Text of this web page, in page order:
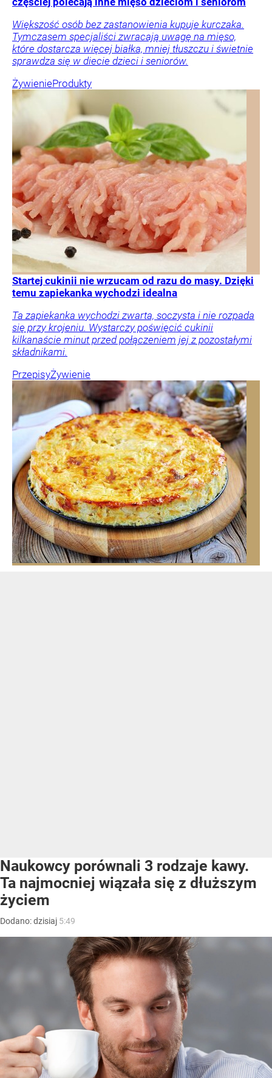
Większość osób bez zastanowienia kupuje kurczaka.
Tymczasem specjaliści zwracają uwagę na mięso,
które dostarcza więcej białka, mniej tłuszczu i świetnie
sprawdza się w diecie dzieci i seniorów.
ŻywienieProdukty
Startej cukinii nie wrzucam od razu do masy. Dzięki
temu zapiekanka wychodzi idealna
Ta zapiekanka wychodzi zwarta, soczysta i nie rozpada
się przy krojeniu. Wystarczy poświęcić cukinii
kilkanaście minut przed połączeniem jej z pozostałymi
składnikami.
PrzepisyŻywienie
Naukowcy porównali 3 rodzaje kawy.
Ta najmocniej wiązała się z dłuższym
życiem
Dodano:dzisiaj 5:49